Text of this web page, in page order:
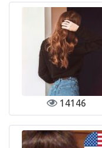
14146